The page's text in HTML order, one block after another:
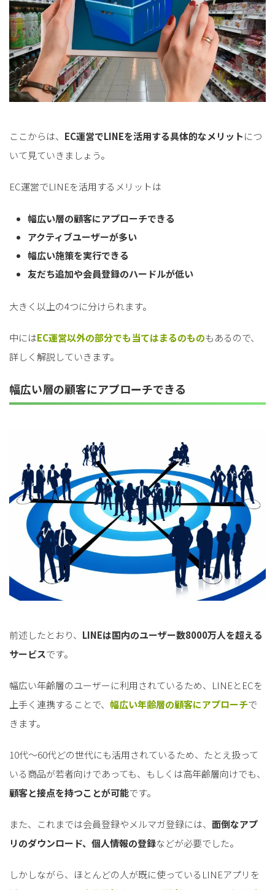
ここからは、 EC運営でLINEを活用する具体的なメリットにつ
いて見ていきましょう。
EC運営でLINEを活用するメリットは
幅広い層の顧客にアプローチできる
アクティブユーザーが多い
幅広い施策を実行できる
友だち追加や会員登録のハードルが低い
大きく以上の4つに分けられます。
中にはEC運営以外の部分でも当てはまるのものもあるので、
詳しく解説していきます。
幅広い層の顧客にアプローチできる
前述したとおり、 LINEは国内のユーザー数8000万人を超える
サービスです。
幅広い年齢層のユーザーに利用されているため、LINEとECを
上手く連携することで、 幅広い年齢層の顧客にアプローチで
きます。
10代〜60代どの世代にも活用されているため、たとえ扱って
いる商品が若者向けであっても、もしくは高年齢層向けでも、
顧客と接点を持つことが可能です。
また、これまでは会員登録やメルマガ登録には、 面倒なアプ
リのダウンロード、個人情報の登録などが必要でした。
しかしながら、ほとんどの人が既に使っているLINEアプリを